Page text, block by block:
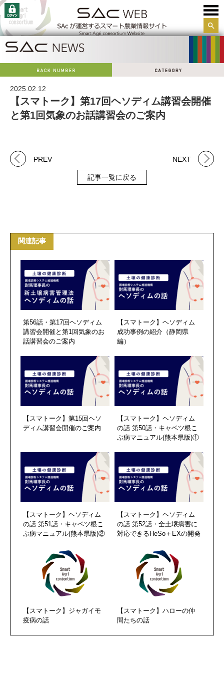
サイ
2025.02.12
【スマトーク】第17回ヘソディム講習会開催
と第1回気象のお話講習会のご案内
PREV
記事一覧に戻る
NEXT
関連記事
第56話・第17回ヘソディム
講習会開催と第1回気象のお
話講習会のご案内
【スマトーク】ヘソディム
成功事例の紹介（静岡県
編）
【スマトーク】第15回ヘソ
ディム講習会開催のご案内
【スマトーク】ヘソディム
の話 第50話・キャベツ根こ
ぶ病マニュアル(熊本県版)①
【スマトーク】ヘソディム
の話 第51話・キャベツ根こ
ぶ病マニュアル(熊本県版)②
【スマトーク】ヘソディム
の話 第52話・全土壌病害に
対応できるHeSo＋EXの開発
【スマトーク】ジャガイモ
疫病の話
【スマトーク】ハローの仲
間たちの話